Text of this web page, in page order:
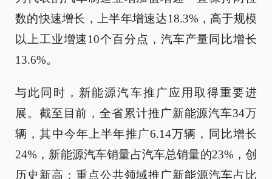
数的快速增长，上半年增速达18.3%，高于规模
以上工业增速10个百分点，汽车产量同比增长
13.6%。
与此同时，新能源汽车推广应用取得重要进
展。截至目前，全省累计推广新能源汽车34万
辆，其中今年上半年推广6.14万辆，同比增长
24%，新能源汽车销量占汽车总销量的23%，创
历史新高；重点公共领域推广新能源汽车占比